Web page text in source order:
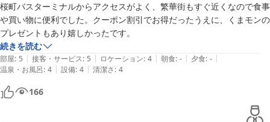
当ホテル周辺には商店街のアーケードもあり、天候を気にせずお食
事やお買い物をお楽しみいただける点も、多くのお客様よりご好評
をいただいております。
また、ホテル目の前のラーメン店「たつのや」様も含め、便利で過
ごしやすい環境をご評価いただけて何よりでございます。
今後も快適にお過ごしいただけるホテルを目指し、より一層努めて
桜町バスターミナルからアクセスがよく、繁華街もすぐ近くなので食事
や買い物に便利でした。クーポン割引でお得だったうえに、くまモンの
プレゼントもあり嬉しかったです。
続きを読む
部屋: 5 | 接客・サービス: 5 | ロケーション: 4 | 朝食: - | 夕食: - |
温泉・お風呂: 4 | 設備: 4 | 清潔さ: 4
166